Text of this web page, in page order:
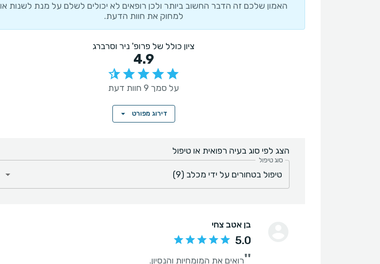
האמון שלכם זה הדבר החשוב ביותר ולכן רופאים לא יכולים לשלם על מנת לשנות או
למחוק את חוות הדעת.
ציון כולל של פרופ' ניר וסרברג
4.9
על סמך 9 חוות דעת
דירוג מפורט
הצג לפי סוג בעיה רפואית או טיפול
סוג טיפול
בן אטב צחי
5.0
''